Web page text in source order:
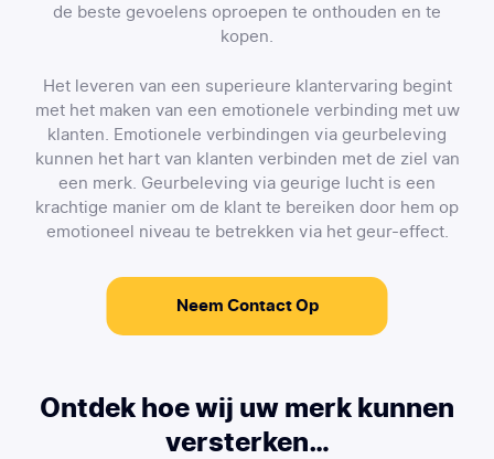
Neem Contact Op
de beste gevoelens oproepen te onthouden en te
kopen.
Het leveren van een superieure klantervaring begint
met het maken van een emotionele verbinding met uw
klanten. Emotionele verbindingen via geurbeleving
kunnen het hart van klanten verbinden met de ziel van
een merk. Geurbeleving via geurige lucht is een
krachtige manier om de klant te bereiken door hem op
emotioneel niveau te betrekken via het geur-effect.
Ontdek hoe wij uw merk kunnen
versterken…